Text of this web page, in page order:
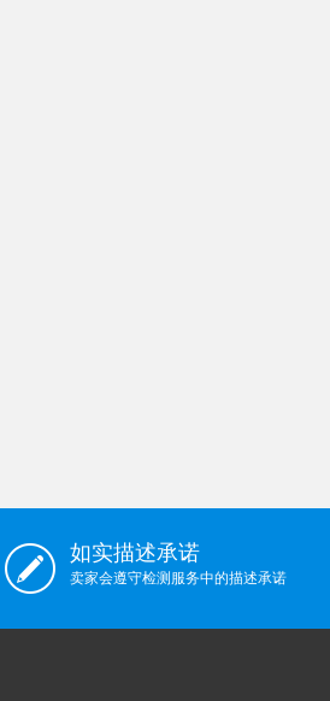
如实描述承诺
卖家会遵守检测服务中的描述承诺